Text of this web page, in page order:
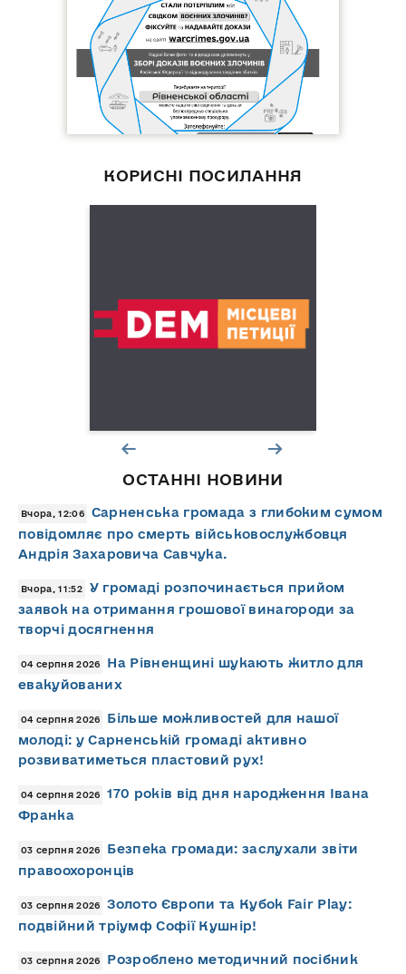
КОРИСНІ ПОСИЛАННЯ
ОСТАННІ НОВИНИ
Вчора, 12:06
Сарненська громада з глибоким сумом
повідомляє про смерть військовослужбовця
Андрія Захаровича Савчука.
Вчора, 11:52
У громаді розпочинається прийом
заявок на отримання грошової винагороди за
творчі досягнення
04 серпня 2026
На Рівненщині шукають житло для
евакуйованих
04 серпня 2026
Більше можливостей для нашої
молоді: у Сарненській громаді активно
розвиватиметься пластовий рух!
04 серпня 2026
170 років від дня народження Івана
Франка
03 серпня 2026
Безпека громади: заслухали звіти
правоохоронців
03 серпня 2026
Золото Європи та Кубок Fair Play:
подвійний тріумф Софії Кушнір!
03 серпня 2026
Розроблено методичний посібник